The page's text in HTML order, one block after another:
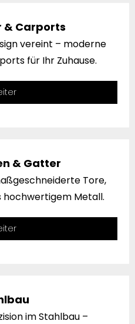
& Carports
vereint – moderne
für Ihr Zuhause.
& Gatter
Tore,
hochwertigem Metall.
im Stahlbau –